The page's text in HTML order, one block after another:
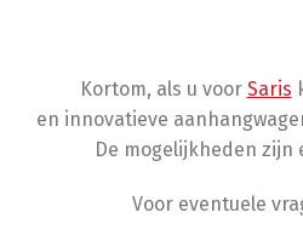
Kortom, als u voor Saris
en innovatieve
De mogelijkheden
Voor eventuele